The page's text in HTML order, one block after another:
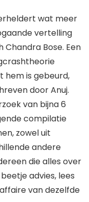
wat meer
vertelling
Chandra Bose. Een
hem is gebeurd,
door Anuj.
van bijna 6
compilatie
zowel uit
andere
die alles over
advies, lees
van dezelfde